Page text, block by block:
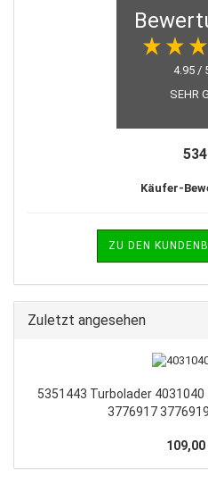
4.95 /
SEHR
Käufer-
ZU DEN
Zuletzt angesehen
5351443 Turbolader
3776917
109,00